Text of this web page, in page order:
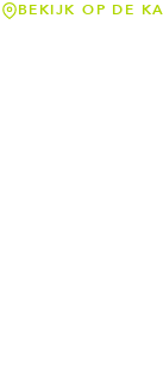
BEKIJK OP DE